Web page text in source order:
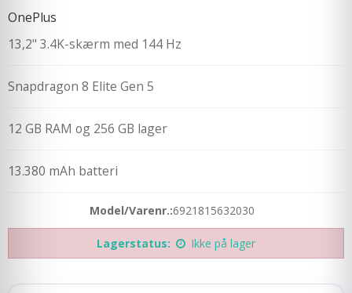
OnePlus
13,2" 3.4K-skærm med 144 Hz
Snapdragon 8 Elite Gen 5
12 GB RAM og 256 GB lager
13.380 mAh batteri
Model/Varenr.:6921815632030
Lagerstatus: Ikke på lager